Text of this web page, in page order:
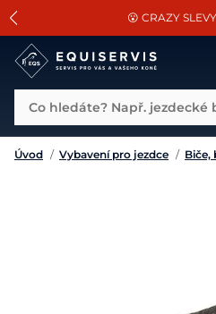
SLEVA 13% na
😮 CRAZY
📐Pasování a doplňky k
Úvod / Vybavení pro jezdce / Biče,